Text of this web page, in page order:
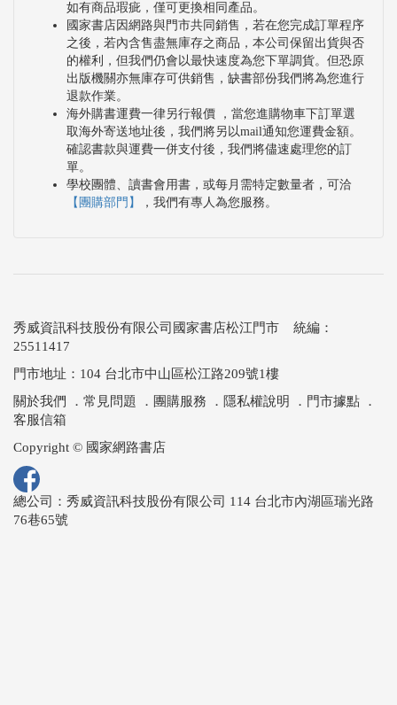
如有商品瑕疵，僅可更換相同產品。
國家書店因網路與門市共同銷售，若在您完成訂單程序
之後，若內含售盡無庫存之商品，本公司保留出貨與否
的權利，但我們仍會以最快速度為您下單調貨。但恐原
出版機關亦無庫存可供銷售，缺書部份我們將為您進行
退款作業。
海外購書運費一律另行報價 ，當您進購物車下訂單選
取海外寄送地址後，我們將另以mail通知您運費金額。
確認書款與運費一併支付後，我們將儘速處理您的訂
單。
學校團體、讀書會用書，或每月需特定數量者，可洽
【團購部門】
，我們有專人為您服務。
秀威資訊科技股份有限公司國家書店松江門市 統編：
25511417
門市地址：104 台北市中山區松江路209號1樓
關於我們
． 常見問題 ． 團購服務 ． 隱私權說明 ． 門市據點 ．
客服信箱
Copyright © 國家網路書店
總公司：秀威資訊科技股份有限公司 114 台北市內湖區瑞光路
76巷65號